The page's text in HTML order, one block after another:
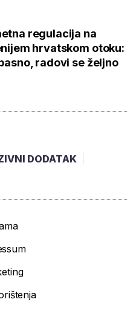
regulacija na
hrvatskom otoku:
radovi se željno
DODATAK